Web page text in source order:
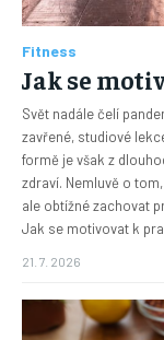
Fitness
Jak se
Svět nadále čelí
zavřené, studiové
formě je však z
zdraví. Nemluvě o
ale obtížné zachovat
Jak se motivovat k
21. 7. 2026